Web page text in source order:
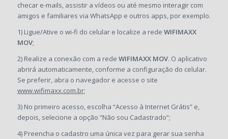
checar e-mails, assistir a vídeos ou até mesmo interagir com
amigos e familiares via WhatsApp e outros apps, por exemplo.
1) Ligue/Ative o wi-fi do celular e localize a rede WIFIMAXX
MOV;
2) Realize a conexão com a rede WIFIMAXX MOV. O aplicativo
abrirá automaticamente, conforme a configuração do celular.
Se preferir, abra o navegador e acesse o site
www.wifimaxx.com.br;
3) No primeiro acesso, escolha “Acesso à Internet Grátis” e,
depois, selecione a opção “Não sou Cadastrado”;
4) Preencha o cadastro uma única vez para gerar sua senha